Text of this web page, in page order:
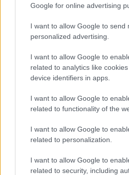
Google for online advertising
I want to allow Google to send
personalized advertising.
I want to allow Google to
related to analytics like
device identifiers in apps.
I want to allow Google to
related to functionality of the
I want to allow Google to
related to personalization.
I want to allow Google to
related to security, including
verder onderstreept door de
dergelijke maatregelen veel
vinden van stabiele en
regelgevende kaders is
bevorderen van een
De relatie tussen het